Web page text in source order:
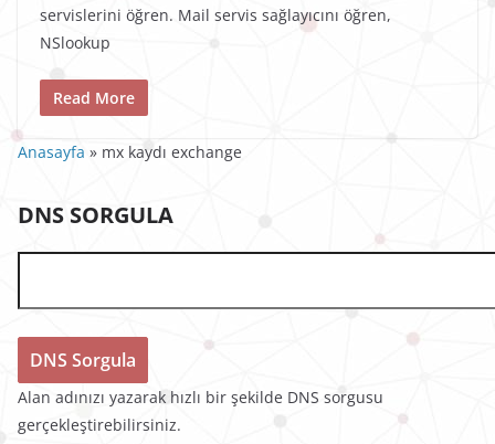
servislerini öğren. Mail servis sağlayıcını öğren,
NSlookup
Read More
Anasayfa » mx kaydı exchange
DNS SORGULA
Alan adınızı yazarak hızlı bir şekilde DNS sorgusu
gerçekleştirebilirsiniz.